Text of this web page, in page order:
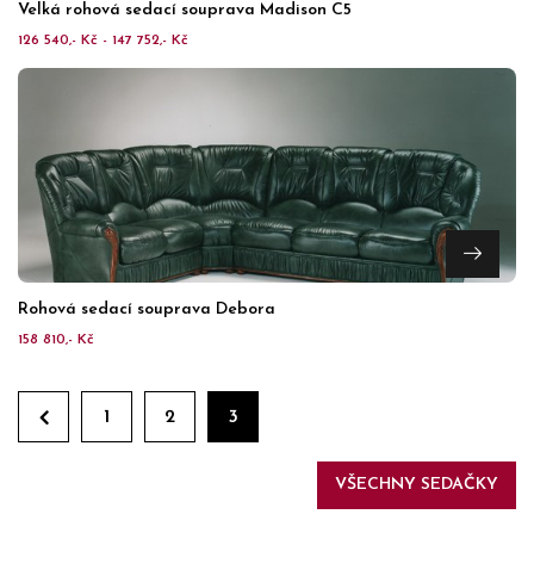
Velká rohová sedací souprava Madison C5
126 540,- Kč - 147 752,- Kč
Rohová sedací souprava Debora
158 810,- Kč
1 2 3
VŠECHNY SEDAČKY